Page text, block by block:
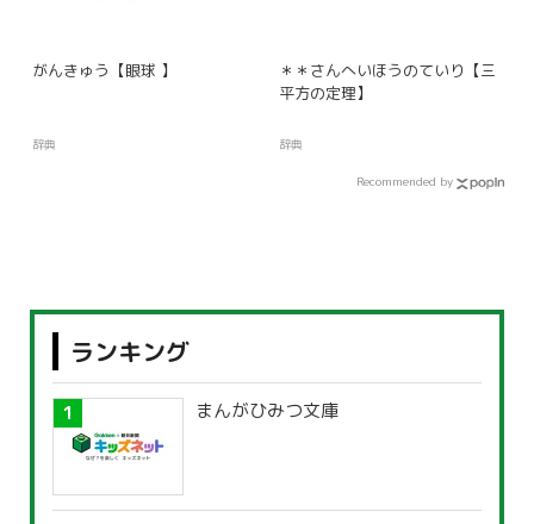
がんきゅう【眼球 】
辞典
＊＊さんへいほうのていり【三
平方の定理】
辞典
Recommended by
ランキング
まんがひみつ文庫